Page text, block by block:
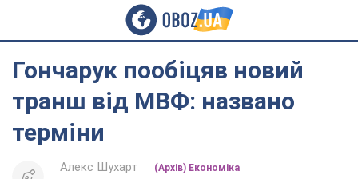
Гончарук пообіцяв новий
транш від МВФ: названо
терміни
Алекс Шухарт
(Архів) Економіка